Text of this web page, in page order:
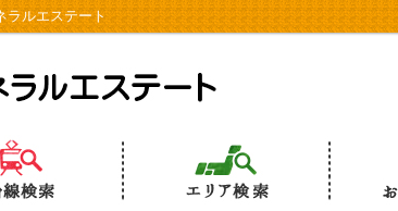
ラルエステート